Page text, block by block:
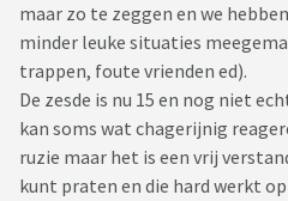
maar zo te zeggen en we
minder leuke situaties
trappen, foute vrienden ed).
De zesde is nu 15 en nog niet
kan soms wat chagerijnig
ruzie maar het is een vrij
kunt praten en die hard werkt